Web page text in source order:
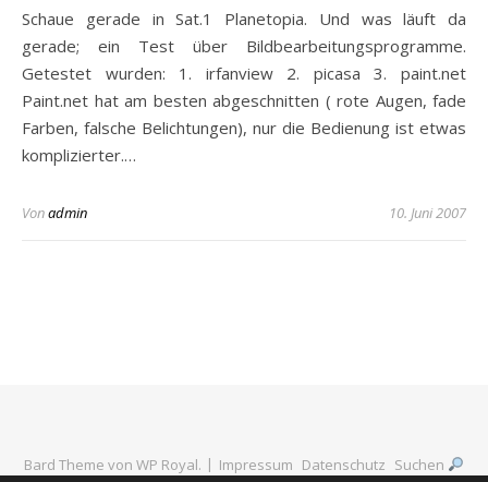
Schaue gerade in Sat.1 Planetopia. Und was läuft da
gerade; ein Test über Bildbearbeitungsprogramme.
Getestet wurden: 1. irfanview 2. picasa 3. paint.net
Paint.net hat am besten abgeschnitten ( rote Augen, fade
Farben, falsche Belichtungen), nur die Bedienung ist etwas
komplizierter.…
Vonadmin 10. Juni 2007
Bard Theme vonWP Royal. Impressum Datenschutz Suchen